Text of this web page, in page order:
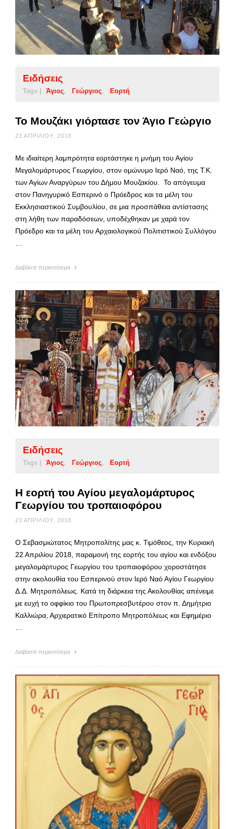
Ειδήσεις
Tags | Άγιος Γεώργιος Εορτή
Το Μουζάκι γιόρτασε τον Άγιο Γεώργιο
23 ΑΠΡΙΛΊΟΥ, 2018
Με ιδιαίτερη λαμπρότητα εορτάστηκε η μνήμη του Αγίου
Μεγαλομάρτυρος Γεωργίου, στον ομώνυμο Ιερό Ναό, της Τ.Κ.
των Αγίων Αναργύρων του Δήμου Μουζακίου. Το απόγευμα
στον Πανηγυρικό Εσπερινό ο Πρόεδρος και τα μέλη του
Εκκλησιαστικού Συμβουλίου, σε μια προσπάθεια αντίστασης
στη λήθη των παραδόσεων, υποδέχθηκαν με χαρά τον
Πρόεδρο και τα μέλη του Αρχαιολογικού Πολιτιστικού Συλλόγου
…
Διαβάστε περισσότερα
Ειδήσεις
Tags | Άγιος Γεώργιος Εορτή
Η εορτή του Αγίου μεγαλομάρτυρος
Γεωργίου του τροπαιοφόρου
23 ΑΠΡΙΛΊΟΥ, 2018
Ο Σεβασμιώτατος Μητροπολίτης μας κ. Τιμόθεος, την Κυριακή
22 Απριλίου 2018, παραμονή της εορτής του αγίου και ενδόξου
μεγαλομάρτυρος Γεωργίου του τροπαιοφόρου χοροστάτησε
στην ακολουθία του Εσπερινού στον Ιερό Ναό Αγίου Γεωργίου
Δ.Δ. Μητροπόλεως. Κατά τη διάρκεια της Ακολουθίας απένειμε
με ευχή το οφφίκιο του Πρωτοπρεσβυτέρου στον π. Δημήτριο
Καλλιώρα, Αρχιερατικό Επίτροπο Μητροπόλεως και Εφημέριο
Διαβάστε περισσότερα